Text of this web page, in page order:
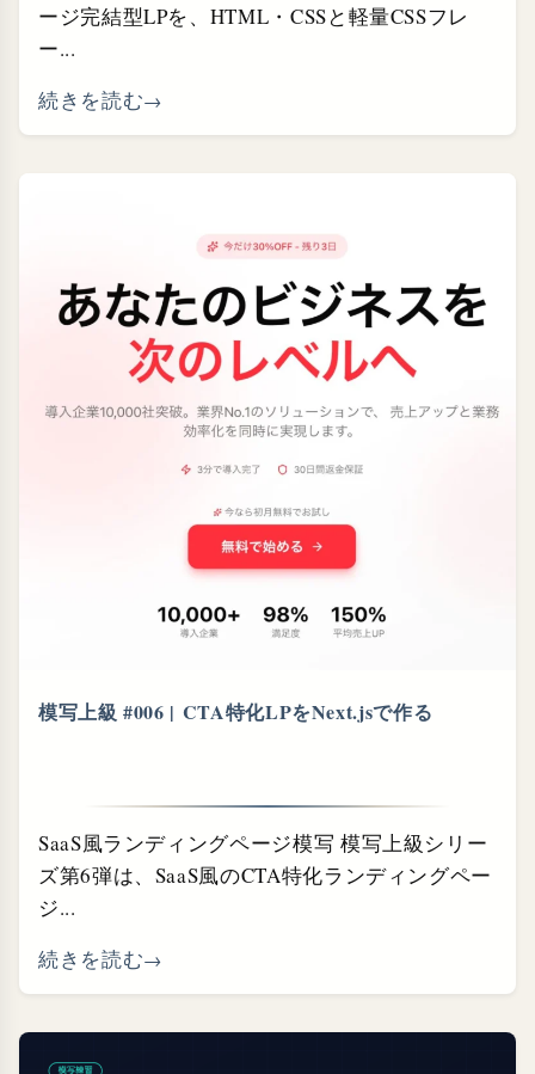
ージ完結型LPを、HTML・CSSと軽量CSSフレ
ー...
続きを読む
模写上級 #006 | CTA特化LPをNext.jsで作る
SaaS風ランディングページ模写 模写上級シリー
ズ第6弾は、SaaS風のCTA特化ランディングペー
ジ...
続きを読む